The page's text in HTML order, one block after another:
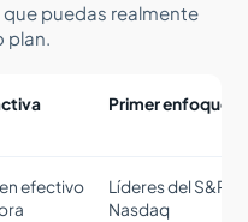
puedas realmente
plan.
Primer enfoque
efectivo
Líderes del S&P y
Nasdaq